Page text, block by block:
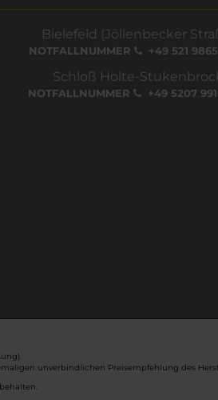
Bielefeld (Jöllenbecker
NOTFALLNUMMER +49 521
Schloß Holte-
NOTFALLNUMMER +49 5207
unverbindlichen Preisempfehlung des